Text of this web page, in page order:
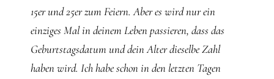
15er und 25er zum Feiern. Aber es wird nur ein
einziges Mal in deinem Leben passieren, dass das
Geburtstagsdatum und dein Alter dieselbe Zahl
haben wird. Ich habe schon in den letzten Tagen